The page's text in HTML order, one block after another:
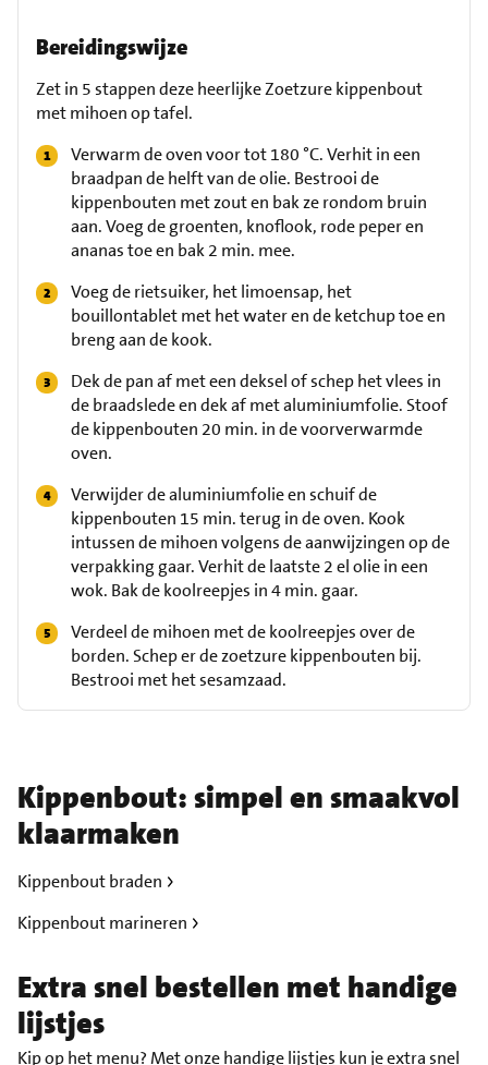
Bereidingswijze
Zet in 5 stappen deze heerlijke Zoetzure kippenbout
met mihoen op tafel.
Verwarm de oven voor tot 180 °C. Verhit in een
braadpan de helft van de olie. Bestrooi de
kippenbouten met zout en bak ze rondom bruin
aan. Voeg de groenten, knoflook, rode peper en
ananas toe en bak 2 min. mee.
Voeg de rietsuiker, het limoensap, het
bouillontablet met het water en de ketchup toe en
breng aan de kook.
Dek de pan af met een deksel of schep het vlees in
de braadslede en dek af met aluminiumfolie. Stoof
de kippenbouten 20 min. in de voorverwarmde
oven.
Verwijder de aluminiumfolie en schuif de
kippenbouten 15 min. terug in de oven. Kook
intussen de mihoen volgens de aanwijzingen op de
verpakking gaar. Verhit de laatste 2 el olie in een
wok. Bak de koolreepjes in 4 min. gaar.
Verdeel de mihoen met de koolreepjes over de
borden. Schep er de zoetzure kippenbouten bij.
Bestrooi met het sesamzaad.
Kippenbout: simpel en smaakvol
klaarmaken
Kippenbout braden
Kippenbout marineren
Extra snel bestellen met handige
lijstjes
Kip op het menu? Met onzehandige lijstjes kun je extra snel